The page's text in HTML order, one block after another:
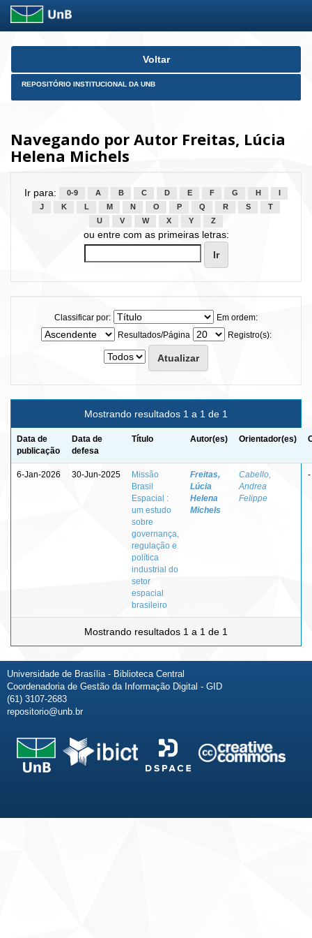
Skip
Voltar
REPOSITÓRIO INSTITUCIONAL DA UNB
Navegando por Autor Freitas, Lúcia
Helena Michels
Ir para: 0-9 A B C D E F G H
J
K L M N O P Q R S
T
U
V W X Y Z
ou entre com as primeiras letras:
Classificar por:
Em ordem:
Resultados/Página
Registro(s):
Mostrando resultados 1 a 1 de 1
Data de
publicação
Data de
defesa
Título Autor(es) Orientador(es)
6-Jan-2026 30-Jun-2025
Missão
Brasil
Espacial :
um estudo
sobre
governança,
regulação e
política
industrial do
setor
espacial
brasileiro
Freitas,
Lúcia
Helena
Michels
Cabello,
Andrea
Felippe
-
Mostrando resultados 1 a 1 de 1
Universidade de Brasília - Biblioteca Central
Coordenadoria de Gestão da Informação Digital - GID
(61) 3107-2683
repositorio@unb.br